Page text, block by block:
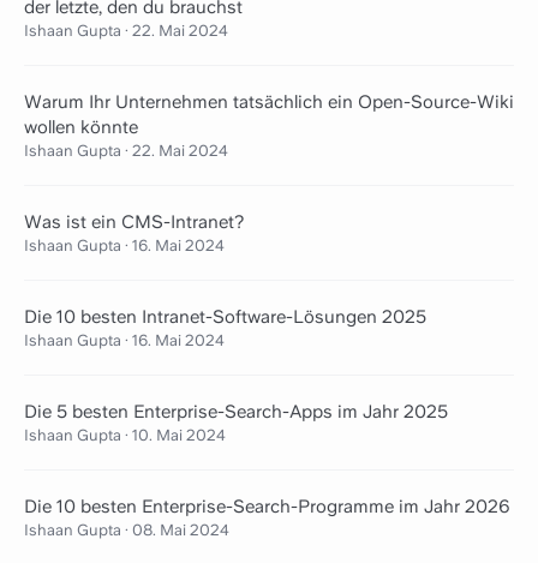
der letzte, den du brauchst
Ishaan Gupta · 22. Mai 2024
Warum Ihr Unternehmen tatsächlich ein Open-Source-Wiki
wollen könnte
Ishaan Gupta · 22. Mai 2024
Was ist ein CMS-Intranet?
Ishaan Gupta · 16. Mai 2024
Die 10 besten Intranet-Software-Lösungen 2025
Ishaan Gupta · 16. Mai 2024
Die 5 besten Enterprise-Search-Apps im Jahr 2025
Ishaan Gupta · 10. Mai 2024
Die 10 besten Enterprise-Search-Programme im Jahr 2026
Ishaan Gupta · 08. Mai 2024